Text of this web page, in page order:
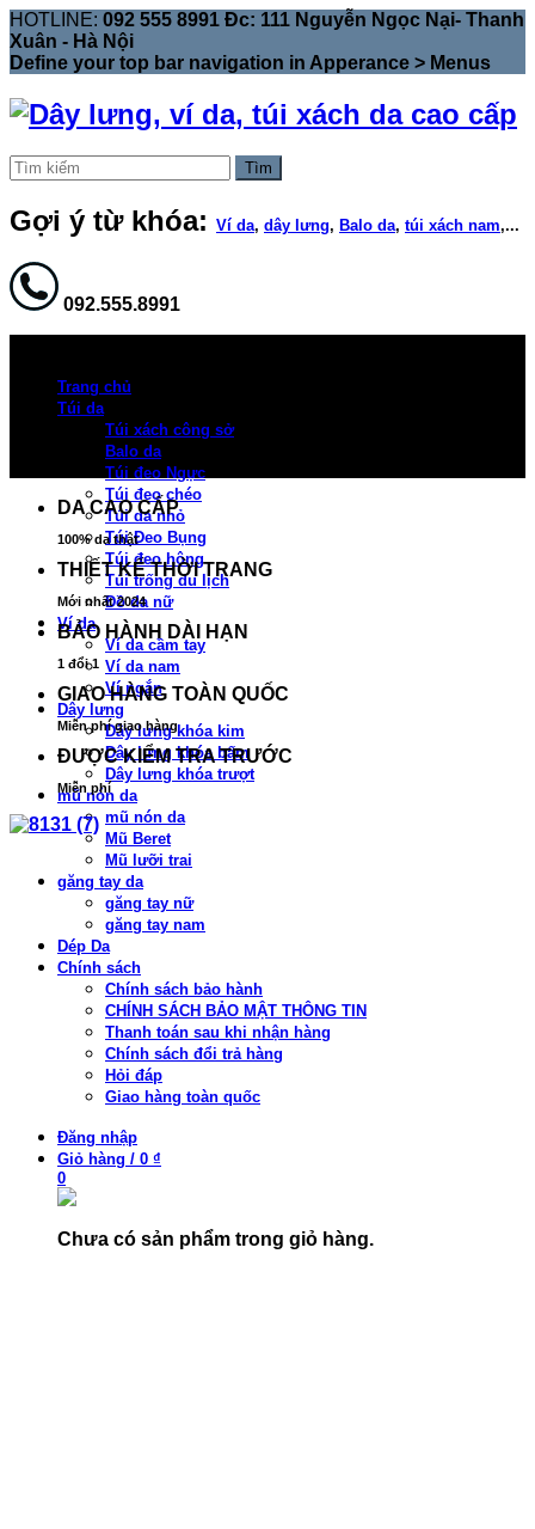
HOTLINE: 092 555 8991 Đc: 111 Nguyễn Ngọc Nại- Thanh
Xuân - Hà Nội
Define your top bar navigation in Apperance > Menus
Tìm
Gợi ý từ khóa: Ví da, dây lưng, Balo da, túi xách nam,...
092.555.8991
Trang chủ
Túi da
Túi xách công sở
Balo da
Túi đeo Ngực
Túi đeo chéo
Túi da nhỏ
Túi Đeo Bụng
Túi đeo hông
Túi trống du lịch
Đồ da nữ
Ví da
Ví da cầm tay
Ví da nam
Ví ngắn
Dây lưng
Dây lưng khóa kim
Dây lưng khóa bấm
Dây lưng khóa trượt
mũ nón da
mũ nón da
Mũ Beret
Mũ lưỡi trai
găng tay da
găng tay nữ
găng tay nam
Dép Da
Chính sách
Chính sách bảo hành
CHÍNH SÁCH BẢO MẬT THÔNG TIN
Thanh toán sau khi nhận hàng
Chính sách đổi trả hàng
Hỏi đáp
Giao hàng toàn quốc
Đăng nhập
Giỏ hàng / 0 ₫
0
Chưa có sản phẩm trong giỏ hàng.
DA CAO CẤP
100% da thật
THIẾT KẾ THỜI TRANG
Mới nhất 2024
BẢO HÀNH DÀI HẠN
1 đổi 1
GIAO HÀNG TOÀN QUỐC
Miễn phí giao hàng
ĐƯỢC KIỂM TRA TRƯỚC
Miễn phí